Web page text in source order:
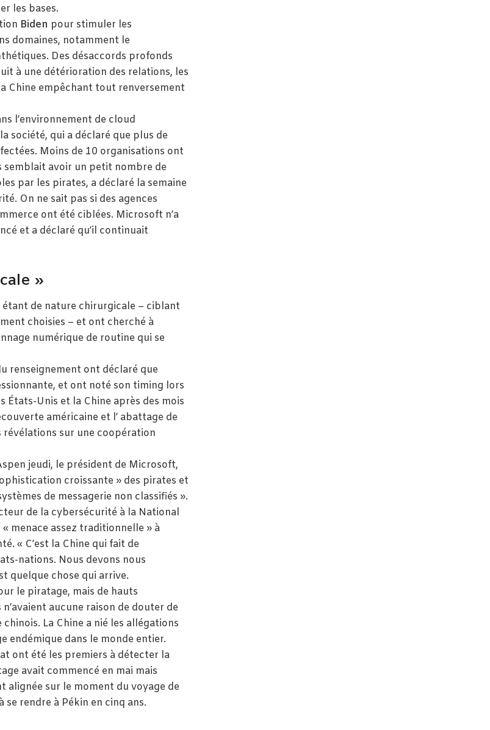
les bases.
Biden pour stimuler les
domaines, notamment le
Des désaccords profonds
à une détérioration des relations, les
Chine empêchant tout renversement
l’environnement de cloud
société, qui a déclaré que plus de
Moins de 10 organisations ont
semblait avoir un petit nombre de
par les pirates, a déclaré la semaine
On ne sait pas si des agences
ont été ciblées. Microsoft n’a
et a déclaré qu’il continuait
»
étant de nature chirurgicale – ciblant
choisies – et ont cherché à
numérique de routine qui se
renseignement ont déclaré que
et ont noté son timing lors
États-Unis et la Chine après des mois
américaine et l’ abattage de
révélations sur une coopération
jeudi, le président de Microsoft,
croissante » des pirates et
de messagerie non classifiés ».
de la cybersécurité à la National
menace assez traditionnelle » à
« C’est la Chine qui fait de
nations. Nous devons nous
quelque chose qui arrive.
le piratage, mais de hauts
n’avaient aucune raison de douter de
La Chine a nié les allégations
endémique dans le monde entier.
ont été les premiers à détecter la
avait commencé en mai mais
alignée sur le moment du voyage de
se rendre à Pékin en cinq ans.